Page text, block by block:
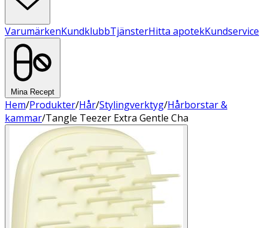
VarumärkenKundklubbTjänsterHitta apotekKundservice
Mina Recept
Hem/Produkter/Hår/Stylingverktyg/Hårborstar &
kammar/Tangle Teezer Extra Gentle Cha